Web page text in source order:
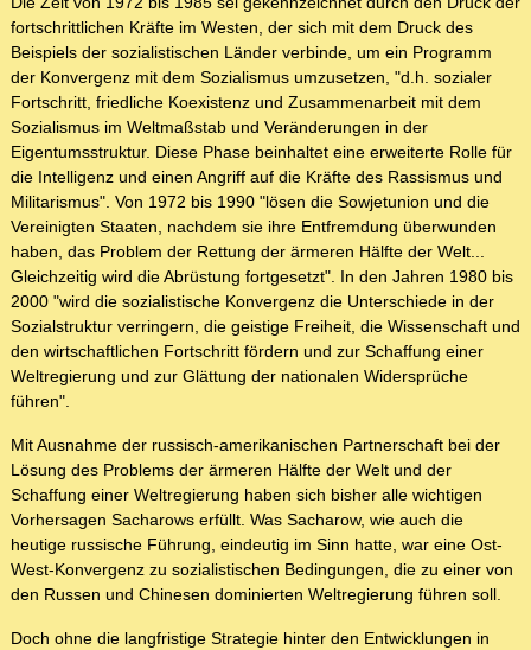
fortschrittlichen Kräfte im Westen, der sich mit dem Druck des
Beispiels der sozialistischen Länder verbinde, um ein Programm
der Konvergenz mit dem Sozialismus umzusetzen, "d.h. sozialer
Fortschritt, friedliche Koexistenz und Zusammenarbeit mit dem
Sozialismus im Weltmaßstab und Veränderungen in der
Eigentumsstruktur. Diese Phase beinhaltet eine erweiterte Rolle für
die Intelligenz und einen Angriff auf die Kräfte des Rassismus und
Militarismus". Von 1972 bis 1990 "lösen die Sowjetunion und die
Vereinigten Staaten, nachdem sie ihre Entfremdung überwunden
haben, das Problem der Rettung der ärmeren Hälfte der Welt...
Gleichzeitig wird die Abrüstung fortgesetzt". In den Jahren 1980 bis
2000 "wird die sozialistische Konvergenz die Unterschiede in der
Sozialstruktur verringern, die geistige Freiheit, die Wissenschaft und
den wirtschaftlichen Fortschritt fördern und zur Schaffung einer
Weltregierung und zur Glättung der nationalen Widersprüche
führen".
Mit Ausnahme der russisch-amerikanischen Partnerschaft bei der
Lösung des Problems der ärmeren Hälfte der Welt und der
Schaffung einer Weltregierung haben sich bisher alle wichtigen
Vorhersagen Sacharows erfüllt. Was Sacharow, wie auch die
heutige russische Führung, eindeutig im Sinn hatte, war eine Ost-
West-Konvergenz zu sozialistischen Bedingungen, die zu einer von
den Russen und Chinesen dominierten Weltregierung führen soll.
Doch ohne die langfristige Strategie hinter den Entwicklungen in